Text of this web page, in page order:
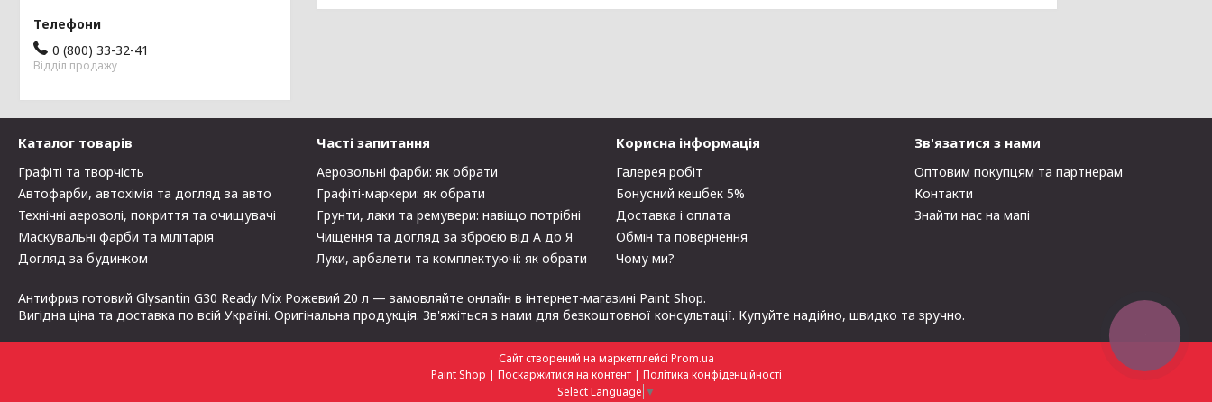
0 (800) 33-32-41
Відділ продажу
Каталог товарів
Графіті та творчість
Автофарби, автохімія та догляд за авто
Технічні аерозолі, покриття та очищувачі
Маскувальні фарби та мілітарія
Догляд за будинком
Часті запитання
Аерозольні фарби: як обрати
Графіті-маркери: як обрати
Грунти, лаки та ремувери: навіщо потрібні
Чищення та догляд за зброєю від А до Я
Луки, арбалети та комплектуючі: як обрати
Корисна інформація
Галерея робіт
Бонусний кешбек 5%
Доставка і оплата
Обмін та повернення
Чому ми?
Зв'язатися з нами
Оптовим покупцям та партнерам
Контакти
Знайти нас на мапі
Антифриз готовий Glysantin G30 Ready Mix Рожевий 20 л — замовляйте онлайн в інтернет-магазині Paint Shop.
Вигідна ціна та доставка по всій Україні. Оригінальна продукція. Зв'яжіться з нами для безкоштовної консультації. Купуйте надійно, швидко та зручно.
Сайт створений на маркетплейсі Prom.ua
Paint Shop | Поскаржитися на контент | Політика конфіденційності
Select Language ▼